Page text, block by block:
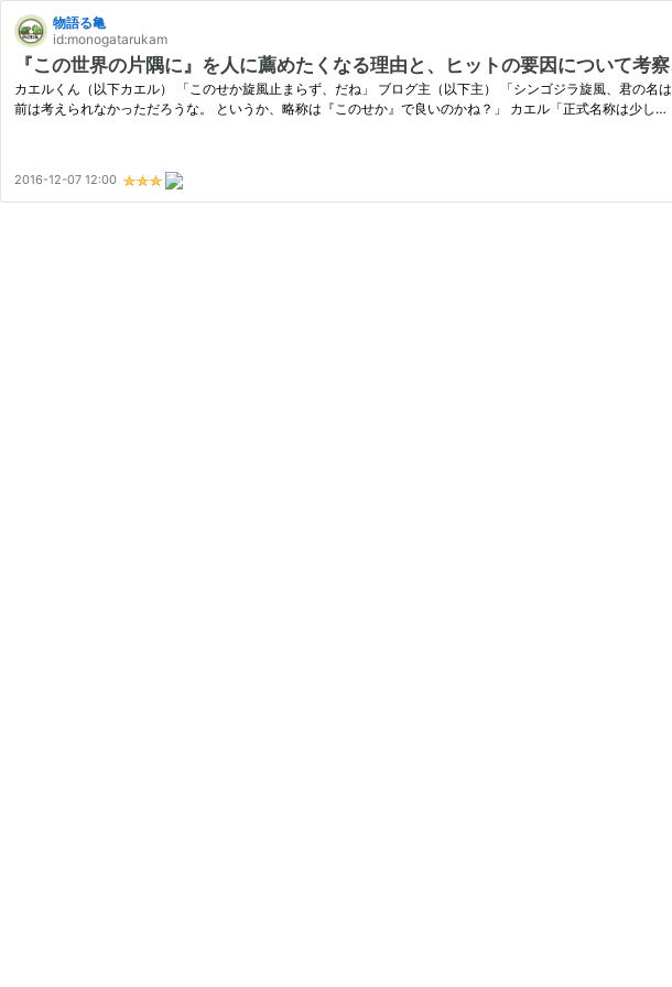
物語る亀
id:monogatarukam
『この世界の片隅に』を人に薦めたくなる理由と、ヒットの要因について考
カエルくん（以下カエル） 「このせか旋風止まらず、だね」 ブログ主（以下主） 「シンゴジラ旋風、君の
前は考えられなかっただろうな。 というか、略称は『このせか』で良いのかね？」 カエル「正式名称は少し…
2016-12-07 12:00